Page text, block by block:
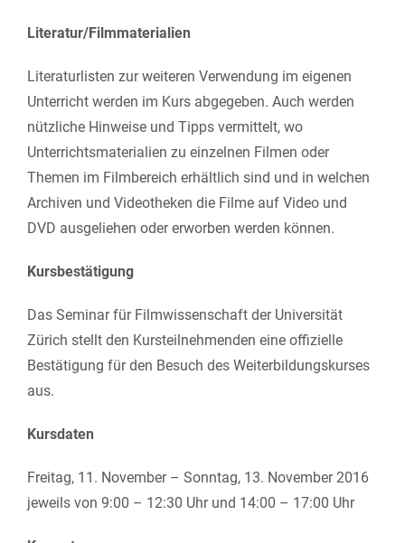
Literatur/Filmmaterialien
Literaturlisten zur weiteren Verwendung im eigenen
Unterricht werden im Kurs abgegeben. Auch werden
nützliche Hinweise und Tipps vermittelt, wo
Unterrichtsmaterialien zu einzelnen Filmen oder
Themen im Filmbereich erhältlich sind und in welchen
Archiven und Videotheken die Filme auf Video und
DVD ausgeliehen oder erworben werden können.
Kursbestätigung
Das Seminar für Filmwissenschaft der Universität
Zürich stellt den Kursteilnehmenden eine offizielle
Bestätigung für den Besuch des Weiterbildungskurses
aus.
Kursdaten
Freitag, 11. November – Sonntag, 13. November 2016
jeweils von 9:00 – 12:30 Uhr und 14:00 – 17:00 Uhr